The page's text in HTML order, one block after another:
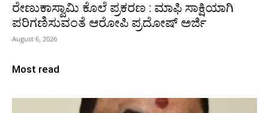
ರೇಣುಕಾಸ್ವಾಮಿ ಕೊಲೆ ಪ್ರಕರಣ : ಮಾಫಿ ಸಾಕ್ಷಿಯಾಗಿ
ಪರಿಗಣಿಸುವಂತೆ ಆರೋಪಿ ಪ್ರದೋಷ್‌ ಅರ್ಜಿ
August 6, 2026
Most read